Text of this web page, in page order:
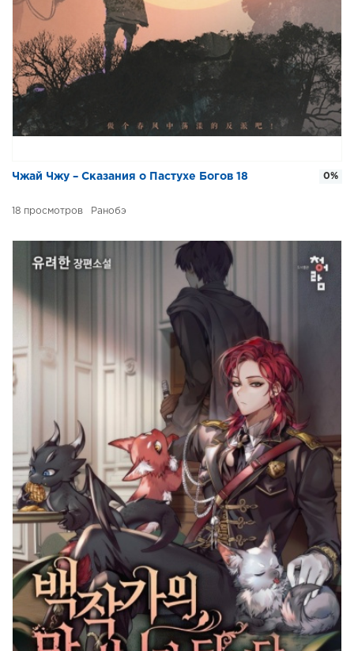
Чжай Чжу – Сказания о Пастухе Богов 18
18 Ранобэ
0%